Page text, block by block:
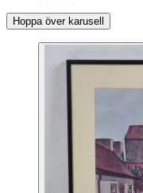
Hoppa över karusell